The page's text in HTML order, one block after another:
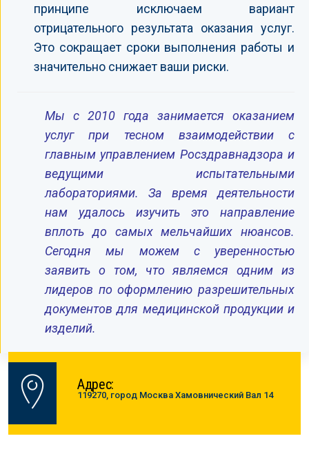
принципе исключаем вариант
отрицательного результата оказания услуг.
Это сокращает сроки выполнения работы и
значительно снижает ваши риски.
Мы с 2010 года занимается оказанием
услуг при тесном взаимодействии с
главным управлением Росздравнадзора и
ведущими испытательными
лабораториями. За время деятельности
нам удалось изучить это направление
вплоть до самых мельчайших нюансов.
Сегодня мы можем с уверенностью
заявить о том, что являемся одним из
лидеров по оформлению разрешительных
документов для медицинской продукции и
изделий.
Адрес:
119270, город Москва Хамовнический Вал 14